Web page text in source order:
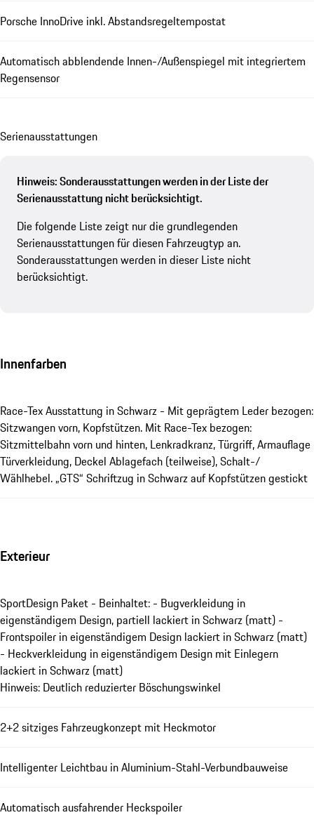
Porsche InnoDrive inkl. Abstandsregeltempostat
Automatisch abblendende Innen-/Außenspiegel mit integriertem
Regensensor
Se­ri­en­aus­stat­tungen
Hinweis: Sonderausstattungen werden in der Liste der
Serienausstattung nicht berücksichtigt.
Die folgende Liste zeigt nur die grundlegenden
Serienausstattungen für diesen Fahrzeugtyp an.
Sonderausstattungen werden in dieser Liste nicht
berücksichtigt.
Innenfarben
Race-Tex Ausstattung in Schwarz - Mit geprägtem Leder bezogen:
Sitzwangen vorn, Kopfstützen. Mit Race-Tex bezogen:
Sitzmittelbahn vorn und hinten, Lenkradkranz, Türgriff, Armauflage
Türverkleidung, Deckel Ablagefach (teilweise), Schalt-/
Wählhebel. „GTS“ Schriftzug in Schwarz auf Kopfstützen gestickt
Exterieur
SportDesign Paket - Beinhaltet: - Bugverkleidung in
eigenständigem Design, partiell lackiert in Schwarz (matt) -
Frontspoiler in eigenständigem Design lackiert in Schwarz (matt)
- Heckverkleidung in eigenständigem Design mit Einlegern
lackiert in Schwarz (matt)
Hinweis: Deutlich reduzierter Böschungswinkel
2+2 sitziges Fahrzeugkonzept mit Heckmotor
Intelligenter Leichtbau in Aluminium-Stahl-Verbundbauweise
Automatisch ausfahrender Heckspoiler